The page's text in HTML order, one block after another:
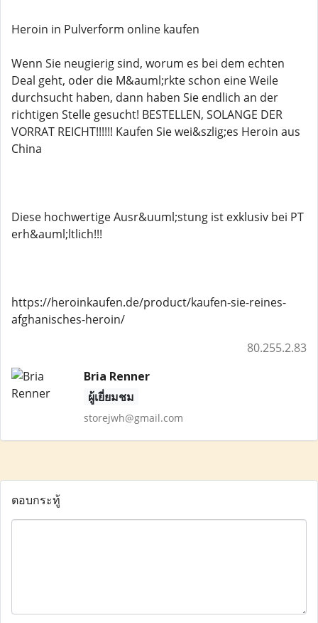
Heroin in Pulverform online kaufen
Wenn Sie neugierig sind, worum es bei dem echten
Deal geht, oder die M&auml;rkte schon eine Weile
durchsucht haben, dann haben Sie endlich an der
richtigen Stelle gesucht! BESTELLEN, SOLANGE DER
VORRAT REICHT!!!!!! Kaufen Sie wei&szlig;es Heroin aus
China
Diese hochwertige Ausr&uuml;stung ist exklusiv bei PT
erh&auml;ltlich!!!
https://heroinkaufen.de/product/kaufen-sie-reines-
afghanisches-heroin/
80.255.2.83
Bria Renner
ผู้เยี่ยมชม
storejwh@gmail.com
ตอบกระทู้